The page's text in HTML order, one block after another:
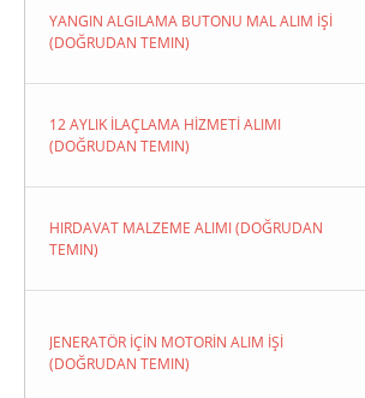
YANGIN ALGILAMA BUTONU MAL ALIM İŞİ
(DOĞRUDAN TEMIN)
12 AYLIK İLAÇLAMA HİZMETİ ALIMI
(DOĞRUDAN TEMIN)
HIRDAVAT MALZEME ALIMI (DOĞRUDAN
TEMIN)
JENERATÖR İÇİN MOTORİN ALIM İŞİ
(DOĞRUDAN TEMIN)